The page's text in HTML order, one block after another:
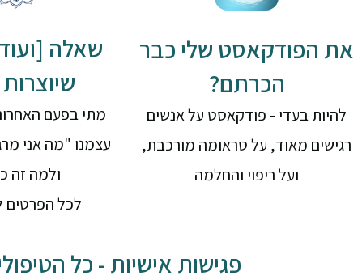
את הפודקאסט שלי כבר
הכרתם?
להיות בעדי - פודקאסט על אנשים
רגישים מאוד, על טראומה מורכבת,
ועל ריפוי והחלמה
שאלה
שיוצרות
מתי בפעם
עצמנו "מה אני
ולמה זה
לכל הפרטים
פגישות אישיות - כל